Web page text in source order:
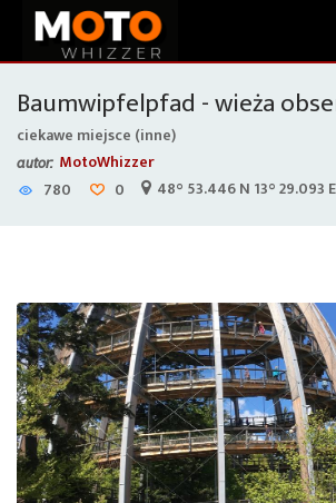
Baumwipfelpfad - wieża
ciekawe miejsce (inne)
autor: MotoWhizzer
780
0 48° 53.446 N 13° 29.093 E